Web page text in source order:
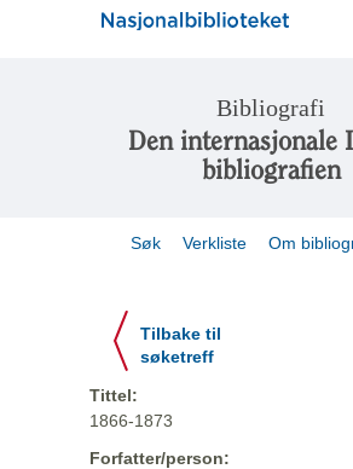
Bibliografi
Den internasjonale
bibliografien
Søk Verkliste Om
Tilbake til
søketreff
Tittel:
1866-1873
Forfatter/person: